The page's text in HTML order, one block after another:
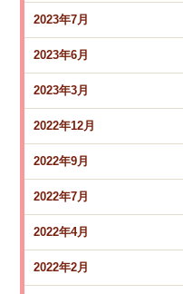
2023年7月
2023年6月
2023年3月
2022年12月
2022年9月
2022年7月
2022年4月
2022年2月